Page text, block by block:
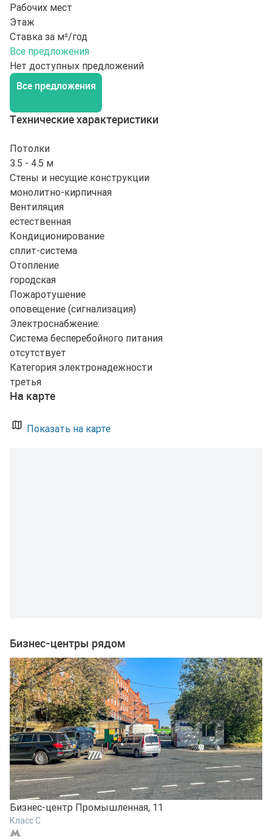
Рабочих мест
Этаж
Ставка за м²/год
Все предложения
Нет доступных предложений
Все предложения
Технические характеристики
Потолки
3.5 - 4.5 м
Стены и несущие конструкции
монолитно-кирпичная
Вентиляция
естественная
Кондиционирование
сплит-система
Отопление
городская
Пожаротушение
оповещение (сигнализация)
Электроснабжение:
Система бесперебойного питания
отсутствует
Категория электронадежности
третья
На карте
Показать на карте
Бизнес-центры рядом
Бизнес-центр Промышленная, 11
Класс C